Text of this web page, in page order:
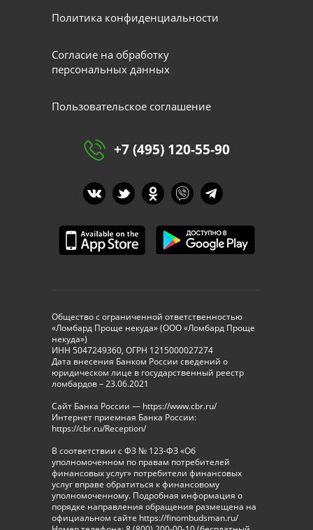
Политика конфиденциальности
Согласие на обработку
персональных данных
Пользовательское соглашение
+7 (495) 120-55-90
Общество с ограниченной ответственностью
«Ломбард Проще некуда» (ООО «Ломбард Проще
некуда»)
ИНН 5047249360, ОГРН 1215000027274
Дата внесения Банком России сведений о
юридическом лице в государственный реестр
ломбардов – 23.06.2021
Сайт Банка России — https://www.cbr.ru/
Интернет приемная Банка России:
https://cbr.ru/Reception/
В соответствии с ФЗ № 123-ФЗ «Об
уполномоченном по правам потребителей
финансовых услуг» потребители финансовых
услуг вправе обратиться к финансовому
уполномоченному. Подробная информация о
порядке направления обращения размещена на
официальном сайте https://finombudsman.ru/